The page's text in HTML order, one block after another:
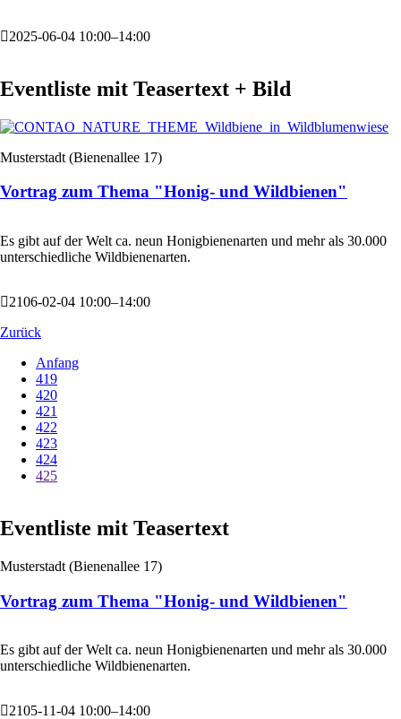
2025-06-04 10:00–14:00
Eventliste mit Teasertext + Bild
Musterstadt (Bienenallee 17)
Vortrag zum Thema "Honig- und Wildbienen"
Es gibt auf der Welt ca. neun Honigbienenarten und mehr als 30.000
unterschiedliche Wildbienenarten.
2106-02-04 10:00–14:00
Zurück
Anfang
419
420
421
422
423
424
425
Eventliste mit Teasertext
Musterstadt (Bienenallee 17)
Vortrag zum Thema "Honig- und Wildbienen"
Es gibt auf der Welt ca. neun Honigbienenarten und mehr als 30.000
unterschiedliche Wildbienenarten.
2105-11-04 10:00–14:00